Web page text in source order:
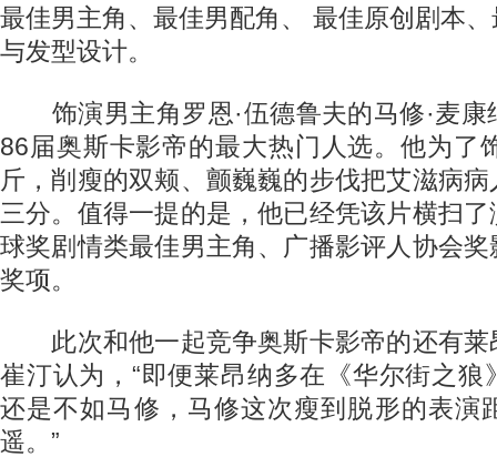
最佳男主角、最佳男配角、 最佳原创剧本
与发型设计。
饰演男主角罗恩·伍德鲁夫的马修·麦康
86届奥斯卡影帝的最大热门人选。他为了
斤，削瘦的双颊、颤巍巍的步伐把艾滋病
三分。值得一提的是，他已经凭该片横扫
球奖剧情类最佳男主角、广播影评人协会
奖项。
此次和他一起竞争奥斯卡影帝的还有莱
崔汀认为，“即便莱昂纳多在《华尔街之狼
还是不如马修，马修这次瘦到脱形的表演
遥。”